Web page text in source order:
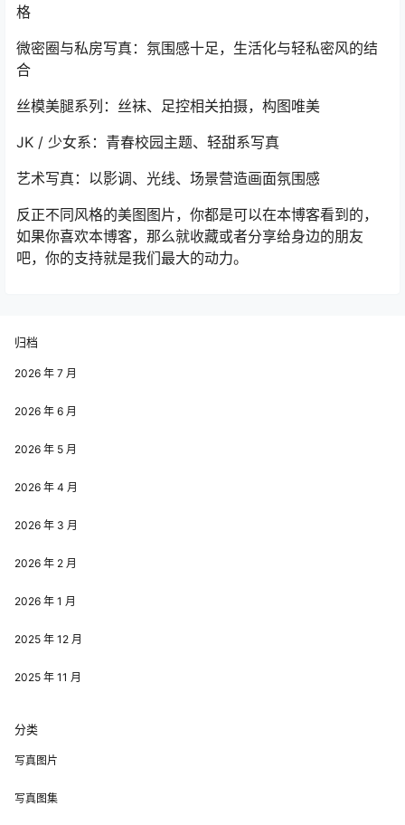
格
微密圈与私房写真：氛围感十足，生活化与轻私密风的结
合
丝模美腿系列：丝袜、足控相关拍摄，构图唯美
JK / 少女系：青春校园主题、轻甜系写真
艺术写真：以影调、光线、场景营造画面氛围感
反正不同风格的美图图片，你都是可以在本博客看到的，
如果你喜欢本博客，那么就收藏或者分享给身边的朋友
吧，你的支持就是我们最大的动力。
归档
2026 年 7 月
2026 年 6 月
2026 年 5 月
2026 年 4 月
2026 年 3 月
2026 年 2 月
2026 年 1 月
2025 年 12 月
2025 年 11 月
分类
写真图片
写真图集